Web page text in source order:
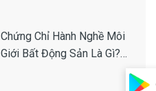
Chứng Chỉ Hành Nghề Môi
Giới Bất Động Sản Là Gì?